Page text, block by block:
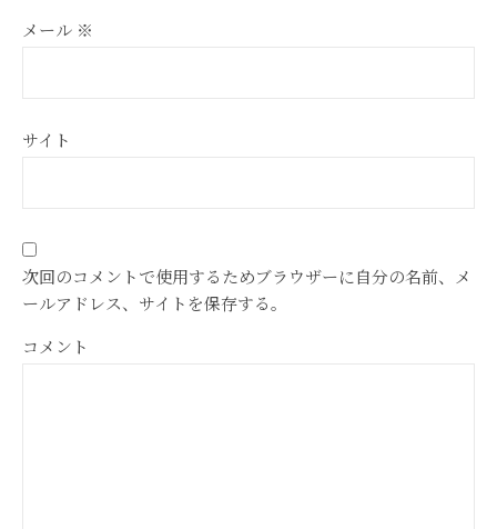
メール ※
サイト
次回のコメントで使用するためブラウザーに自分の名前、メ
ールアドレス、サイトを保存する。
コメント